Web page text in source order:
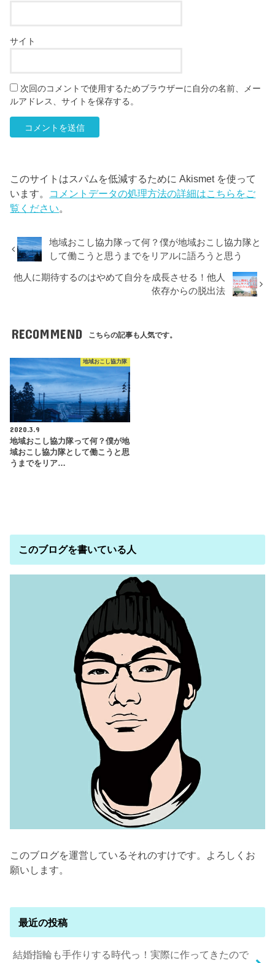
サイト
次回のコメントで使用するためブラウザーに自分の名前、メー
ルアドレス、サイトを保存する。
このサイトはスパムを低減するために Akismet を使って
います。 コメントデータの処理方法の詳細はこちらをご
覧ください。
地域おこし協力隊って何？僕が地域おこし協力隊と
して働こうと思うまでをリアルに語ろうと思う
他人に期待するのはやめて自分を成長させる！他人
依存からの脱出法
RECOMMEND こちらの記事も人気です。
地域おこし協力隊
2020.3.9
地域おこし協力隊って何？僕が地
域おこし協力隊として働こうと思
うまでをリア…
このブログを書いている人
このブログを運営しているそれのすけです。よろしくお
願いします。
最近の投稿
結婚指輪も手作りする時代っ！実際に作ってきたので